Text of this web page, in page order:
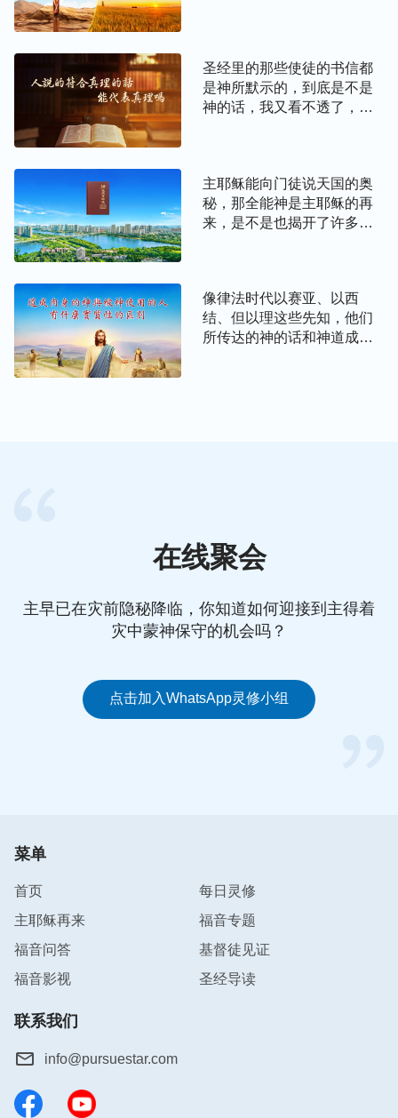
内容广泛，丰富无比，主要有审判、揭示人的话语，
国度时代神的行政、诫命，以及神对人的要求、告
诫、应许方面的话语，还有预言等等。我先读几段神
对人要求、告诫方面的话语与神作工方面的话语。
全能神说：“今天对我有真实的爱，这样的人有福
识的人有福了，必在我国度之中掌权；对我追求的人
有福了，必从撒但的捆绑之中逃脱出来，而享受在我
之福；能够背叛自己的人有福了，必被我占有，承受
我国中之丰富。为我跑路的我纪念，为我花费的我悦
纳，向我献上的我给予其享受之物，享受我话的我祝
福，必是我国中的栋梁之柱，在我家中必然丰富无
比，无人能相比。”（《话在肉身显现·神向全宇的说话·第
十九篇》）
带领人进入新的时代，开始了刑罚审判的工作，这工
将享受更高的真理，得着更大的祝福，真正活在了光
中，得着了真理、道路、生命。
能认识神的原有性情。若总是活在丰富的恩典之中却
没有认识神、满足神的生命之道，那人信神就不能真
了，人经过撒但败坏几千年，里面已经有抵挡神的本
就是用重价将人买回来了，但人里面的毒性并没有去
掉，就这样的污秽的人还得经过变化才有资格事奉
神。借着这一步审判刑罚的工作，使人对自己里面污
秽败坏的实质完全认识到，而且能够完全变化，成为
（《话在肉身显现·道成肉身的奥秘 四》）
“没有人主动寻求神的脚踪与神的显现，没有人愿意
在神的看顾与保守之中存活，而是愿意依靠撒但、恶
者的侵蚀来适应这个世界，适应这个邪恶人类的生存
（徒4:12）“耶稣基督昨日、
今日、一直到永远，是一样
的。”（来13:8）我们认为主
圣经里的那些使徒的书信都
是神所默示的，到底是不是
神的话，我又看不透了，不
不少，他们所说的话在人看
也都合乎真理，对人都有造
就，那他们所说的这些符合
主耶稣能向门徒说天国的奥
秘，那全能神是主耶稣的再
来，是不是也揭开了许多奥
利了。
像律法时代以赛亚、以西
结、但以理这些先知，他们
所传达的神的话和神道成肉
在线聚会
主早已在灾前隐秘降临，你知道如何迎接到主得着
灾中蒙神保守的机会吗？
点击加入WhatsApp灵修小组
菜单
首页
每日灵修
主耶稣再来
福音专题
福音问答
基督徒见证
福音影视
圣经导读
联系我们
info@pursuestar.com
你好，如果你正在为以下问题而感到困惑、
迷茫，欢迎免费参加在线布道，你将会得到